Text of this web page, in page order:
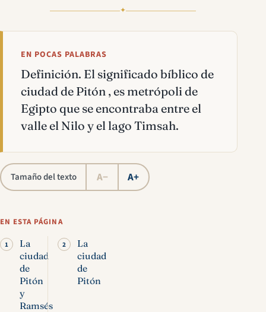
✦
EN POCAS PALABRAS
Definición. El significado bíblico de
ciudad de Pitón , es metrópoli de
Egipto que se encontraba entre el
valle el Nilo y el lago Timsah.
Tamaño del texto A− A+
EN ESTA PÁGINA
La
ciudad
de
Pitón
y
Ramsés
La
ciudad
de
Pitón